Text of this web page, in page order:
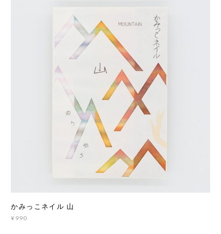
かみっこネイル 山
¥990